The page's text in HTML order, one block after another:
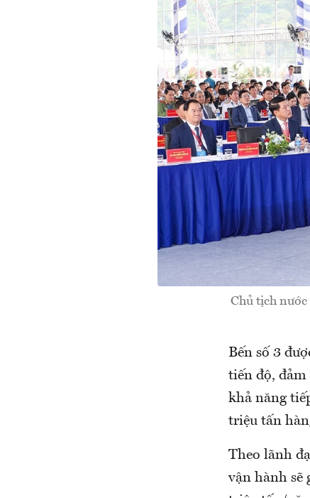
Chủ tịch
Bến số 3
tiến độ, đảm
khả năng
triệu tấn
Theo lãnh
vận hành sẽ